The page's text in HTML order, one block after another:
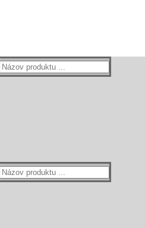
Hľadať:
Hľadať: